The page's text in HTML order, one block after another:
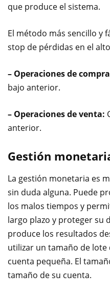
que produce el sistema.
El método más sencillo y
stop de pérdidas en el
– Operaciones de
bajo anterior.
– Operaciones de venta:
anterior.
Gestión
La gestión monetaria es
sin duda alguna. Puede
los malos tiempos y
largo plazo y proteger su
produce los resultados
utilizar un tamaño de lote
cuenta pequeña. El
tamaño de su cuenta.